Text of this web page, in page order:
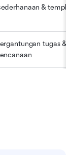
& templat
tugas &